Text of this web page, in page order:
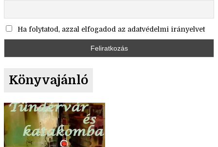
Ha folytatod, azzal elfogadod az adatvédelmi irányelvet
Könyvajánló